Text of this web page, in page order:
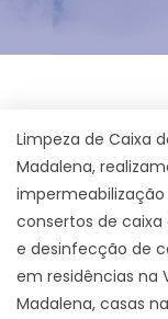
Limpeza de Caixa
Madalena,
impermeabilização
consertos de caixa
e desinfecção de
em residências na
Madalena, casas